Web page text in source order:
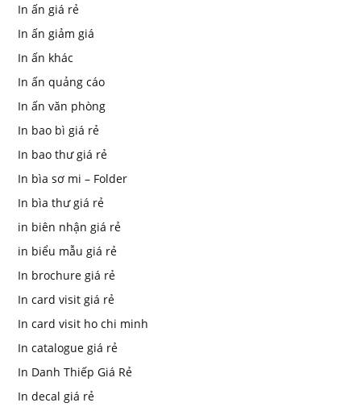
In ấn giá rẻ
In ấn giảm giá
In ấn khác
In ấn quảng cáo
In ấn văn phòng
In bao bì giá rẻ
In bao thư giá rẻ
In bìa sơ mi – Folder
In bìa thư giá rẻ
in biên nhận giá rẻ
in biểu mẫu giá rẻ
In brochure giá rẻ
In card visit giá rẻ
In card visit ho chi minh
In catalogue giá rẻ
In Danh Thiếp Giá Rẻ
In decal giá rẻ